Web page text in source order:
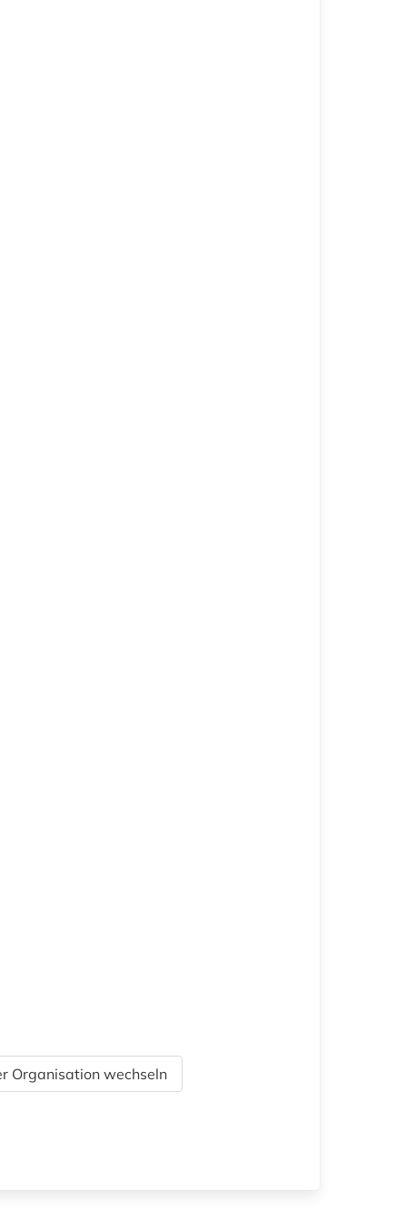
Organisation wechseln